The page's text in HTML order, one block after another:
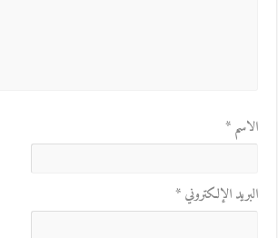
الاسم*
البريد الإلكتروني*